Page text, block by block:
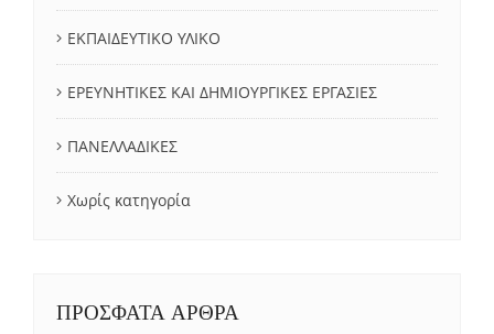
ΕΚΠΑΙΔΕΥΤΙΚΟ ΥΛΙΚΟ
ΕΡΕΥΝΗΤΙΚΕΣ ΚΑΙ ΔΗΜΙΟΥΡΓΙΚΕΣ ΕΡΓΑΣΙΕΣ
ΠΑΝΕΛΛΑΔΙΚΕΣ
Χωρίς κατηγορία
ΠΡΟΣΦΑΤΑ ΑΡΘΡΑ